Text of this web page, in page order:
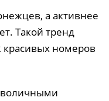
а активнее
Такой тренд
красивых номеров